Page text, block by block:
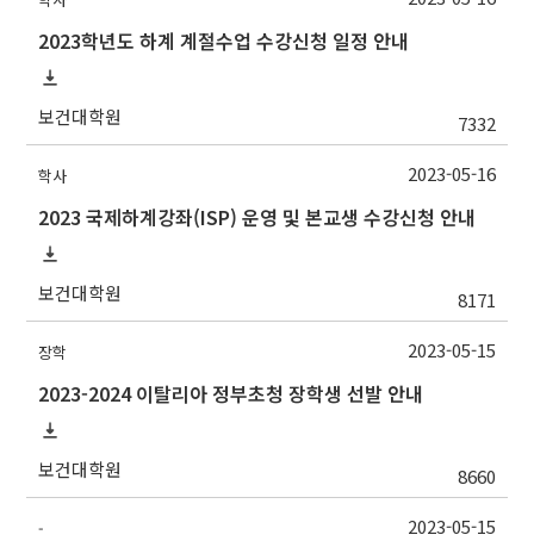
2023학년도 하계 계절수업 수강신청 일정 안내
보건대학원 7332
학사
2023 국제하계강좌(ISP) 운영 및 본교생 수강신청 안내
보건대학원 8171
2023-05-16
장학
2023-2024 이탈리아 정부초청 장학생 선발 안내
보건대학원 8660
2023-05-15
- 2023-05-15